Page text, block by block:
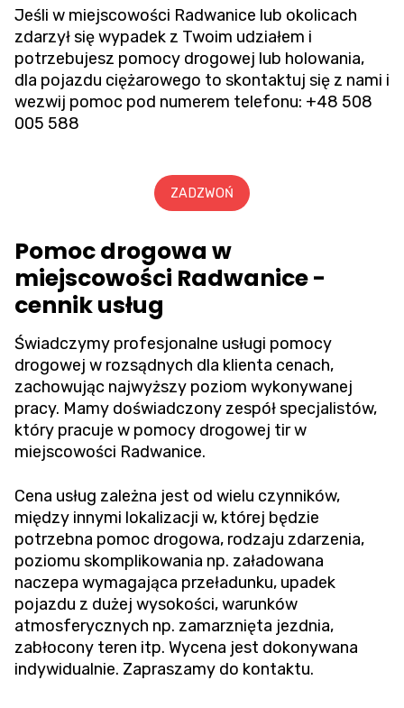
Jeśli w miejscowości Radwanice lub okolicach
zdarzył się wypadek z Twoim udziałem i
potrzebujesz pomocy drogowej lub holowania,
dla pojazdu ciężarowego to skontaktuj się z nami i
wezwij pomoc pod numerem telefonu: +48 508
005 588
ZADZWOŃ
Pomoc drogowa w
miejscowości Radwanice -
cennik usług
Świadczymy profesjonalne usługi pomocy
drogowej w rozsądnych dla klienta cenach,
zachowując najwyższy poziom wykonywanej
pracy. Mamy doświadczony zespół specjalistów,
który pracuje w pomocy drogowej tir w
miejscowości Radwanice.
Cena usług zależna jest od wielu czynników,
między innymi lokalizacji w, której będzie
potrzebna pomoc drogowa, rodzaju zdarzenia,
poziomu skomplikowania np. załadowana
naczepa wymagająca przeładunku, upadek
pojazdu z dużej wysokości, warunków
atmosferycznych np. zamarznięta jezdnia,
zabłocony teren itp. Wycena jest dokonywana
indywidualnie. Zapraszamy do kontaktu.